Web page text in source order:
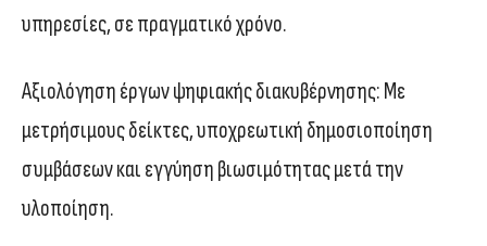
υπηρεσίες, σε πραγματικό χρόνο.
Αξιολόγηση έργων ψηφιακής διακυβέρνησης: Με
μετρήσιμους δείκτες, υποχρεωτική δημοσιοποίηση
συμβάσεων και εγγύηση βιωσιμότητας μετά την
υλοποίηση.